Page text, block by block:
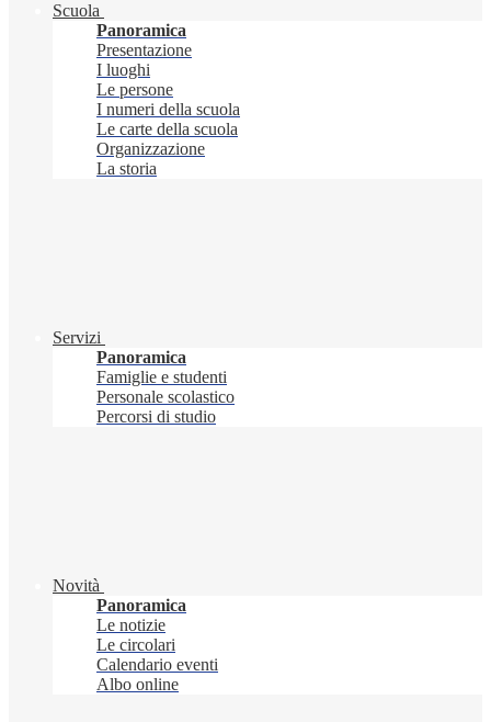
Scuola
Panoramica
Presentazione
I luoghi
Le persone
I numeri della scuola
Le carte della scuola
Organizzazione
La storia
Servizi
Panoramica
Famiglie e studenti
Personale scolastico
Percorsi di studio
Novità
Panoramica
Le notizie
Le circolari
Calendario eventi
Albo online